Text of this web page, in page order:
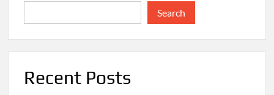
Search
Recent Posts